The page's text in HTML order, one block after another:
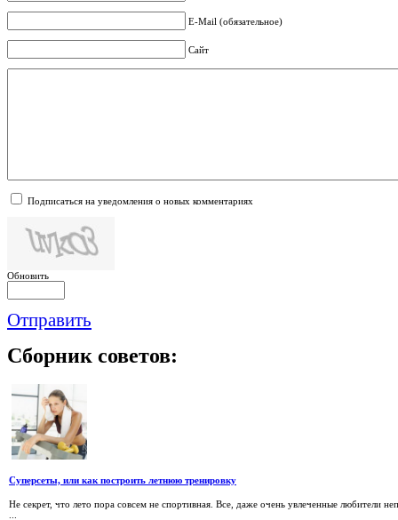
E-Mail (обязательное)
Сайт
Подписаться на уведомления о новых комментариях
Обновить
Отправить
Сборник советов:
Суперсеты, или как построить летнюю тренировку
Не секрет, что лето пора совсем не спортивная. Все, даже очень увлеченные любители